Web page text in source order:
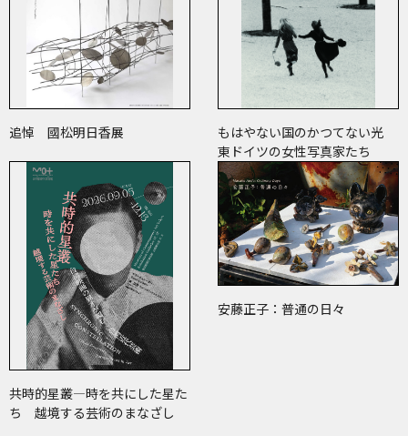
追悼 國松明日香展
もはやない国のかつてない光
東ドイツの女性写真家たち
共時的星叢―時を共にした星た
ち 越境する芸術のまなざし
安藤正子：普通の日々